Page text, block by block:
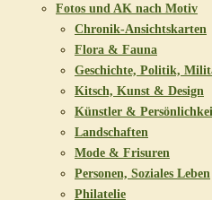
Fotos und AK nach Motiv
Chronik-Ansichtskarten
Flora & Fauna
Geschichte, Politik,
Kitsch, Kunst & Design
Künstler &
Landschaften
Mode & Frisuren
Personen, Soziales Leben
Philatelie